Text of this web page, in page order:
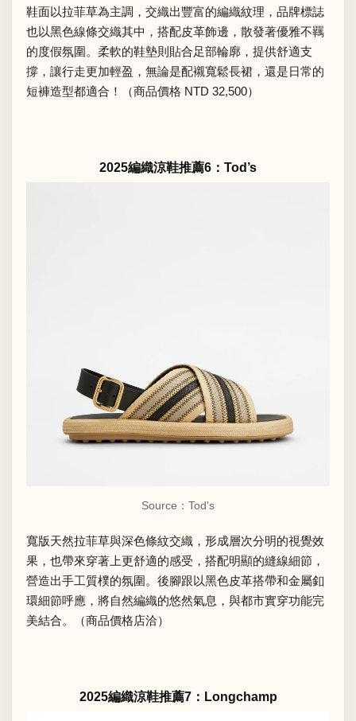
鞋面以拉菲草為主調，交織出豐富的編織紋理，品牌標誌
也以黑色線條交織其中，搭配皮革飾邊，散發著優雅不羈
的度假氛圍。柔軟的鞋墊則貼合足部輪廓，提供舒適支
撐，讓行走更加輕盈，無論是配襯寬鬆長裙，還是日常的
短褲造型都適合！（商品價格 NTD 32,500）
2025編織涼鞋推薦6：Tod’s
Source：Tod's
寬版天然拉菲草與深色條紋交織，形成層次分明的視覺效
果，也帶來穿著上更舒適的感受，搭配明顯的縫線細節，
營造出手工質樸的氛圍。後腳跟以黑色皮革搭帶和金屬釦
環細節呼應，將自然編織的悠然氣息，與都市實穿功能完
美結合。（商品價格店洽）
2025編織涼鞋推薦7：Longchamp